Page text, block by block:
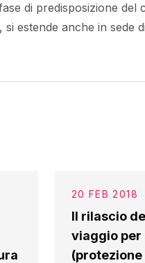
di predisposizione
estende anche in sede
20 FEB 2018
Il rilascio
viaggio